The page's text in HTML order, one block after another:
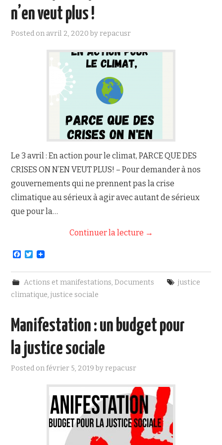
n’en veut plus !
Posted on avril 2, 2020 byrepacusr
Le 3 avril : En action pour le climat, PARCE QUE DES
CRISES ON N’EN VEUT PLUS! – Pour demander à nos
gouvernements qui ne prennent pas la crise
climatique au sérieux à agir avec autant de sérieux
que pour la…
Continuer la lecture →
F
c
b
o
T
i
t
t
e
Actions et manifestations, Documents
justice
climatique,justice sociale
Manifestation : un budget pour
la justice sociale
Posted onfévrier 5, 2019 byrepacusr